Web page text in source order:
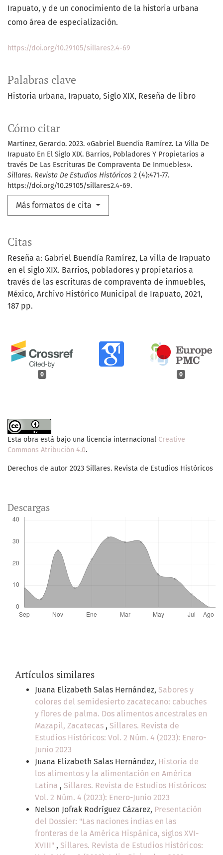
Palabras clave
Historia urbana Irapuato Siglo XIX Reseña de libro
Cómo citar
Martínez, Gerardo. 2023. «Gabriel Buendía Ramírez. La Villa De
Irapuato En El Siglo XIX. Barrios, Pobladores Y Propietarios a
través De Las Escrituras De Compraventa De Inmuebles».
Sillares. Revista De Estudios Históricos 2 (4):471-77.
https://doi.org/10.29105/sillares2.4-69.
Más formatos de cita
0 0
Irapuato, y de un conocimiento de la historia urbana
como área de especialización.
https://doi.org/10.29105/sillares2.4-69
Citas
Reseña a: Gabriel Buendía Ramírez, La villa de Irapuato
en el siglo XIX. Barrios, pobladores y propietarios a
través de las escrituras de compraventa de inmuebles,
México, Archivo Histórico Municipal de Irapuato, 2021,
187 pp.
Esta obra está bajo una licencia internacional Creative
Commons Atribución 4.0.
Derechos de autor 2023 Sillares. Revista de Estudios Históricos
Descargas
Artículos similares
Juana Elizabeth Salas Hernández, Sabores y
colores del semidesierto zacatecano: cabuches
y flores de palma. Dos alimentos ancestrales en
Mazapil, Zacatecas , Sillares. Revista de
Estudios Históricos: Vol. 2 Núm. 4 (2023): Enero-
Junio 2023
Juana Elizabeth Salas Hernández, Historia de
los alimentos y la alimentación en América
Latina , Sillares. Revista de Estudios Históricos:
Vol. 2 Núm. 4 (2023): Enero-Junio 2023
Nelson Jofrak Rodríguez Cázarez, Presentación
del Dossier: "Las naciones indias en las
fronteras de la América Hispánica, siglos XVI-
XVIII" , Sillares. Revista de Estudios Históricos: